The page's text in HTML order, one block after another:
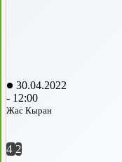
30.04.2022
- 12:00
Жас Кыран
4 2